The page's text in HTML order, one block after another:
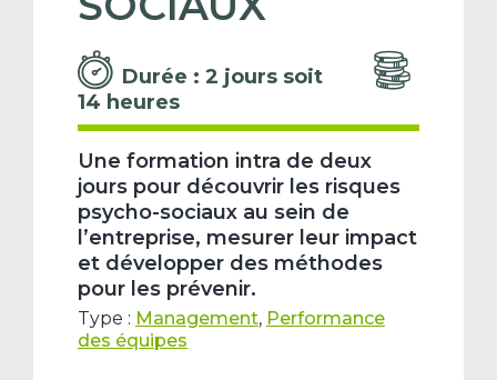
Durée : 2 jours soit
14 heures
Une formation intra de deux
jours pour découvrir les risques
psycho-sociaux au sein de
l’entreprise, mesurer leur impact
et développer des méthodes
pour les prévenir.
Type : Management, Performance
des équipes